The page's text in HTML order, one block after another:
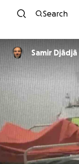
Search
Samir Djâdjâ